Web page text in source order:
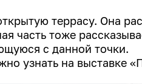
террасу. Она
часть тоже
с данной точки.
узнать на выставке